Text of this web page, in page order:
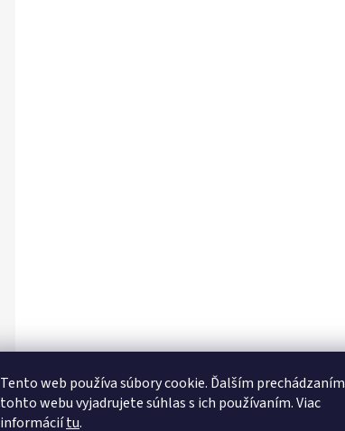
Tento web používa súbory cookie. Ďalším prechádzaním
tohto webu vyjadrujete súhlas s ich používaním. Viac
informáciítu.